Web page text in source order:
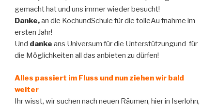
gemacht hat und uns immer wieder besucht!
Danke,an die KochundSchule für die tolleAu fnahme im
ersten Jahr!
Und danke ans Universum für die Unterstützungund für
die Möglichkeiten all das anbieten zu dürfen!
Alles passiert im Fluss und nun ziehen wir bald
weiter
Ihr wisst, wir suchen nach neuen Räumen, hier in Iserlohn,